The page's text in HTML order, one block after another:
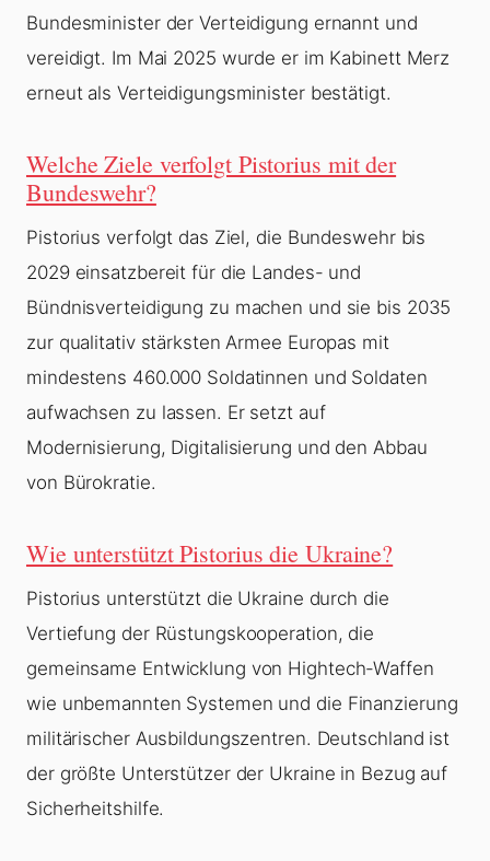
Bundesminister der Verteidigung ernannt und
vereidigt. Im Mai 2025 wurde er im Kabinett Merz
erneut als Verteidigungsminister bestätigt.
Welche Ziele verfolgt Pistorius mit der
Bundeswehr?
Pistorius verfolgt das Ziel, die Bundeswehr bis
2029 einsatzbereit für die Landes- und
Bündnisverteidigung zu machen und sie bis 2035
zur qualitativ stärksten Armee Europas mit
mindestens 460.000 Soldatinnen und Soldaten
aufwachsen zu lassen. Er setzt auf
Modernisierung, Digitalisierung und den Abbau
von Bürokratie.
Wie unterstützt Pistorius die Ukraine?
Pistorius unterstützt die Ukraine durch die
Vertiefung der Rüstungskooperation, die
gemeinsame Entwicklung von Hightech-Waffen
wie unbemannten Systemen und die Finanzierung
militärischer Ausbildungszentren. Deutschland ist
der größte Unterstützer der Ukraine in Bezug auf
Sicherheitshilfe.